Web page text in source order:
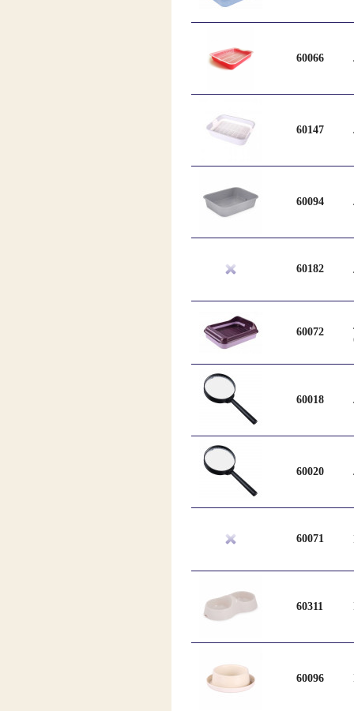
60066
60147
60094
60182
60072
60018
60020
60071
60311
60096